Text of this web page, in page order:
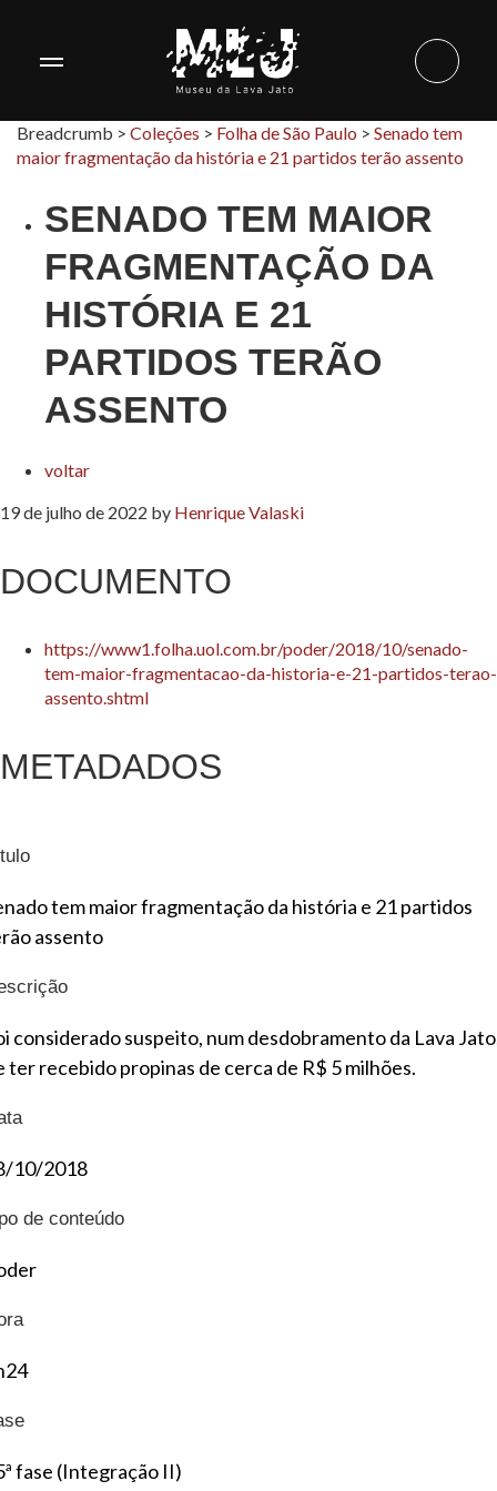
Breadcrumb > Coleções > Folha de São Paulo > Senado tem
maior fragmentação da história e 21 partidos terão assento
SENADO TEM MAIOR
FRAGMENTAÇÃO DA
HISTÓRIA E 21
PARTIDOS TERÃO
ASSENTO
voltar
19 de julho de 2022 by Henrique Valaski
DOCUMENTO
https://www1.folha.uol.com.br/poder/2018/10/senado-
tem-maior-fragmentacao-da-historia-e-21-partidos-terao-
assento.shtml
METADADOS
tem maior fragmentação da história e 21 partidos
assento
considerado suspeito, num desdobramento da Lava
ter recebido propinas de cerca de R$ 5 milhões.
10/2018
de conteúdo
fase (Integração II)